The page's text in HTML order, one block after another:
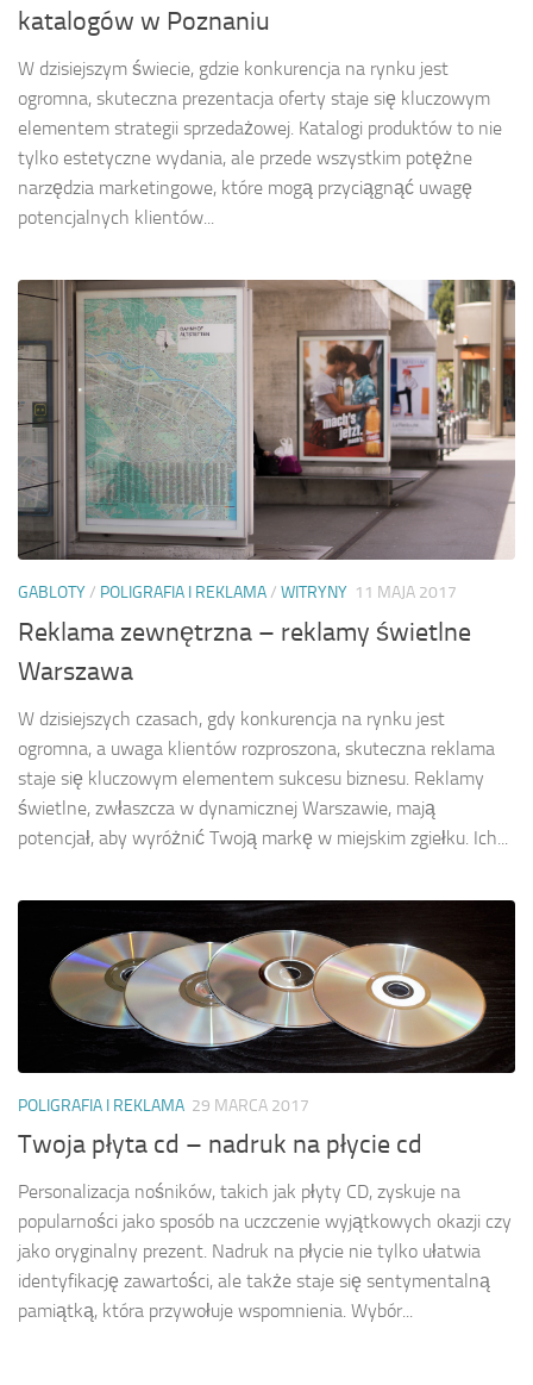
katalogów w Poznaniu
W dzisiejszym świecie, gdzie konkurencja na rynku jest
ogromna, skuteczna prezentacja oferty staje się kluczowym
elementem strategii sprzedażowej. Katalogi produktów to nie
tylko estetyczne wydania, ale przede wszystkim potężne
narzędzia marketingowe, które mogą przyciągnąć uwagę
potencjalnych klientów...
GABLOTY/ POLIGRAFIA I REKLAMA/ WITRYNY 11 MAJA 2017
Reklama zewnętrzna – reklamy świetlne
Warszawa
W dzisiejszych czasach, gdy konkurencja na rynku jest
ogromna, a uwaga klientów rozproszona, skuteczna reklama
staje się kluczowym elementem sukcesu biznesu. Reklamy
świetlne, zwłaszcza w dynamicznej Warszawie, mają
potencjał, aby wyróżnić Twoją markę w miejskim zgiełku. Ich...
POLIGRAFIA I REKLAMA 29 MARCA 2017
Twoja płyta cd – nadruk na płycie cd
Personalizacja nośników, takich jak płyty CD, zyskuje na
popularności jako sposób na uczczenie wyjątkowych okazji czy
jako oryginalny prezent. Nadruk na płycie nie tylko ułatwia
identyfikację zawartości, ale także staje się sentymentalną
pamiątką, która przywołuje wspomnienia. Wybór...